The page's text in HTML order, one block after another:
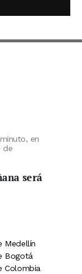
en
en LinkedIn
en
en
de
será
Medellín
Bogotá
Colombia